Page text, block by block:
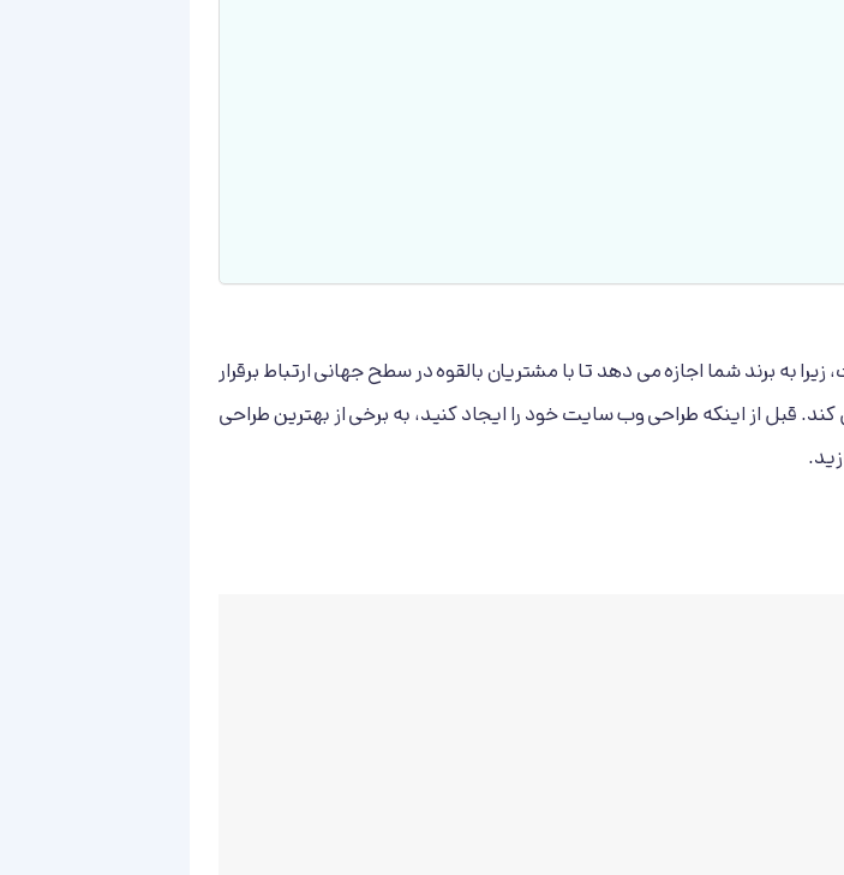
برند شما اجازه می دهد تا با مشتریان بالقوه در سطح جهانی ارتباط برقرار
کند. قبل از اینکه طراحی وب سایت خود را ایجاد کنید، به برخی از بهترین طراحی